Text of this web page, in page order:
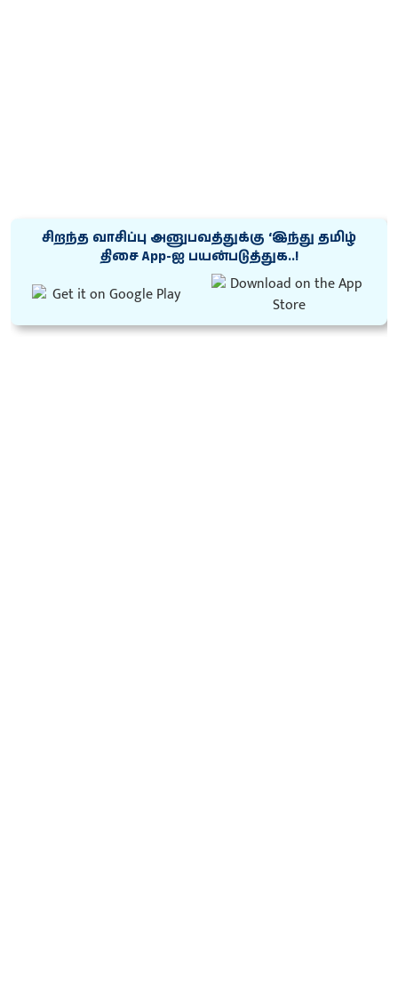
சிறந்த வாசிப்பு அனுபவத்துக்கு ‘இந்து தமிழ்
திசை App-ஐ பயன்படுத்துக..!